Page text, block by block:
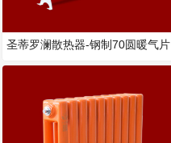
圣蒂罗澜散热器-钢制70圆暖气片